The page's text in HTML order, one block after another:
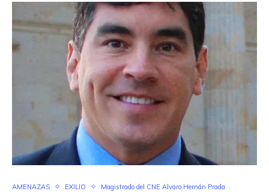
AMENAZAS EXILIO Magistrado del CNE Alvaro Hernán Prada